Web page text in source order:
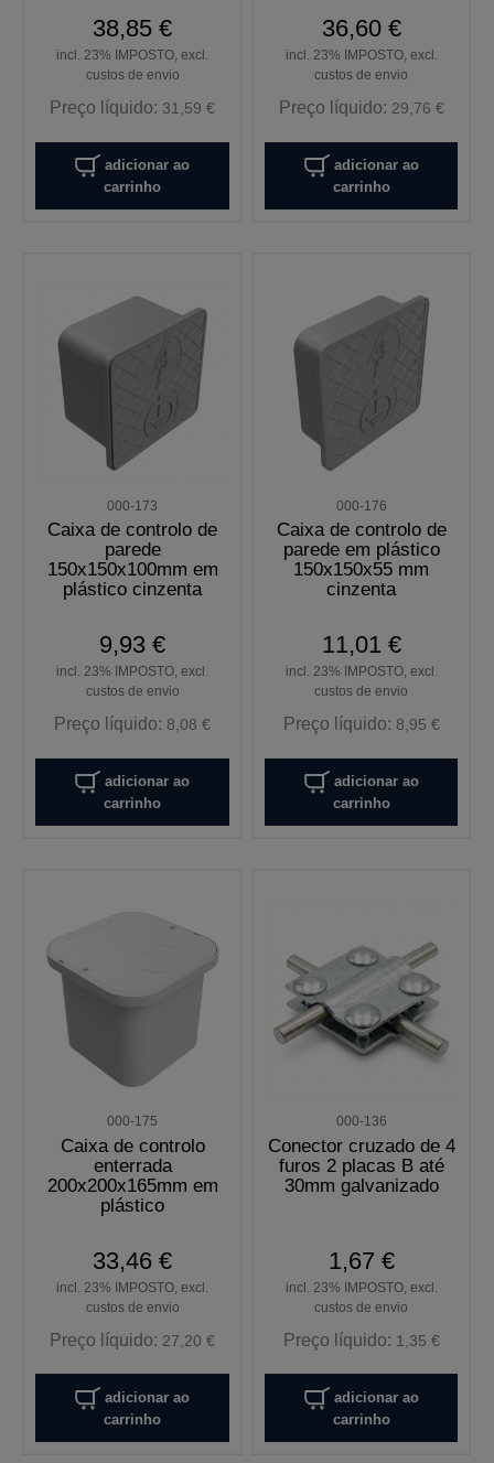
38,85 €
incl. 23% IMPOSTO, excl.
custos de envio
Preço líquido: 31,59 €
adicionar ao
carrinho
36,60 €
incl. 23% IMPOSTO, excl.
custos de envio
Preço líquido: 29,76 €
adicionar ao
carrinho
000-173
Caixa de controlo de
parede
150x150x100mm em
plástico cinzenta
9,93 €
incl. 23% IMPOSTO, excl.
custos de envio
Preço líquido: 8,08 €
adicionar ao
carrinho
000-176
Caixa de controlo de
parede em plástico
150x150x55 mm
cinzenta
11,01 €
incl. 23% IMPOSTO, excl.
custos de envio
Preço líquido: 8,95 €
adicionar ao
carrinho
000-175
Caixa de controlo
enterrada
200x200x165mm em
plástico
33,46 €
incl. 23% IMPOSTO, excl.
custos de envio
Preço líquido: 27,20 €
adicionar ao
carrinho
000-136
Conector cruzado de 4
furos 2 placas B até
30mm galvanizado
1,67 €
incl. 23% IMPOSTO, excl.
custos de envio
Preço líquido: 1,35 €
adicionar ao
carrinho